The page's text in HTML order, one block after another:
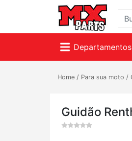
Departamentos
Home / Para sua moto /
Guidão